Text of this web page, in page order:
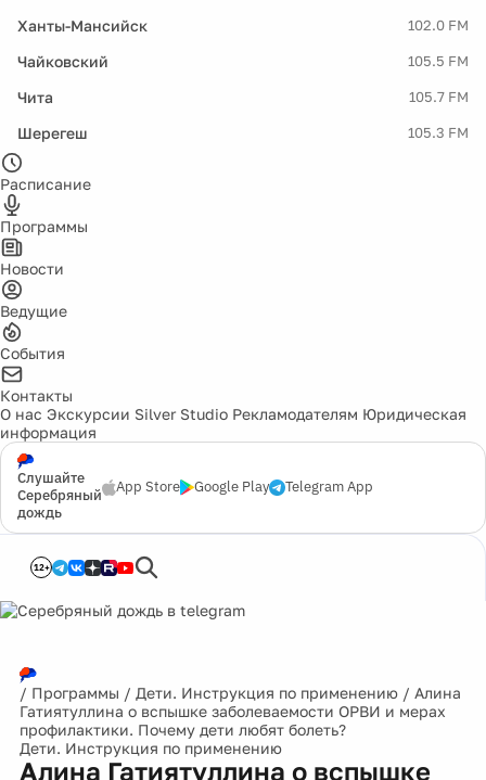
Ханты-Мансийск 102.0 FM
Чайковский 105.5 FM
Чита 105.7 FM
Шерегеш 105.3 FM
Расписание
Программы
Новости
Ведущие
События
Контакты
О нас Экскурсии Silver Studio Рекламодателям Юридическая
информация
Слушайте
Серебряный
дождь
App Store Google Play Telegram App
12+
/ Программы / Дети. Инструкция по применению / Алина
Гатиятуллина о вспышке заболеваемости ОРВИ и мерах
профилактики. Почему дети любят болеть?
Дети. Инструкция по применению
Алина Гатиятуллина о вспышке